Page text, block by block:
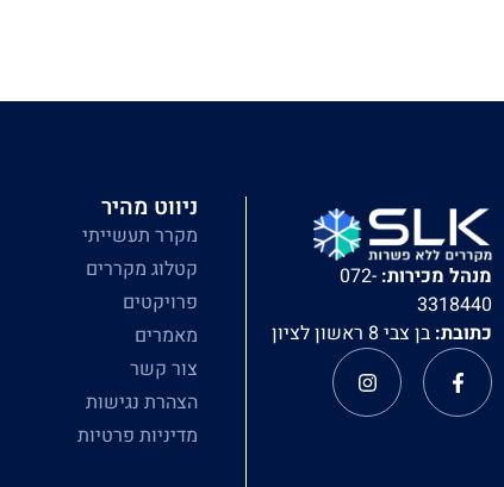
מנהל מכירות: 072-
3318440
כתובת: בן צבי 8 ראשון לציון
ניווט מהיר
מקרר תעשייתי
קטלוג מקררים
פרויקטים
מאמרים
צור קשר
הצהרת נגישות
מדיניות פרטיות